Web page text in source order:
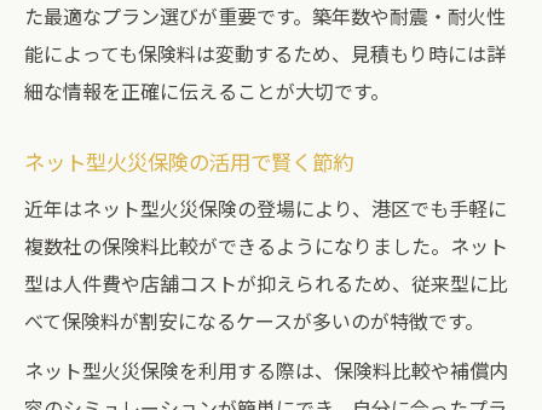
た最適なプラン選びが重要です。築年数や耐震・耐火性
能によっても保険料は変動するため、見積もり時には詳
細な情報を正確に伝えることが大切です。
ネット型火災保険の活用で賢く節約
近年はネット型火災保険の登場により、港区でも手軽に
複数社の保険料比較ができるようになりました。ネット
型は人件費や店舗コストが抑えられるため、従来型に比
べて保険料が割安になるケースが多いのが特徴です。
ネット型火災保険を利用する際は、保険料比較や補償内